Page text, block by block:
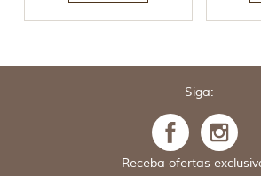
Siga:
Receba ofertas